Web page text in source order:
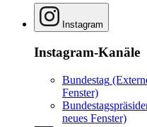
Instagram
Instagram-Kanäle
Bundestag
Fenster)
neues Fenster)